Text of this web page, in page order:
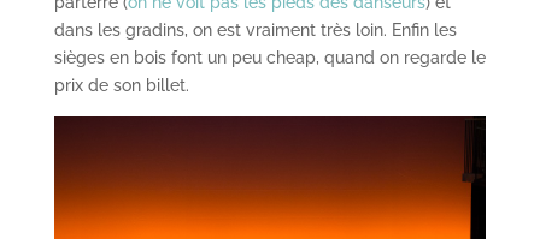
dans les gradins, on est vraiment très loin. Enfin les
sièges en bois font un peu cheap, quand on regarde le
prix de son billet.